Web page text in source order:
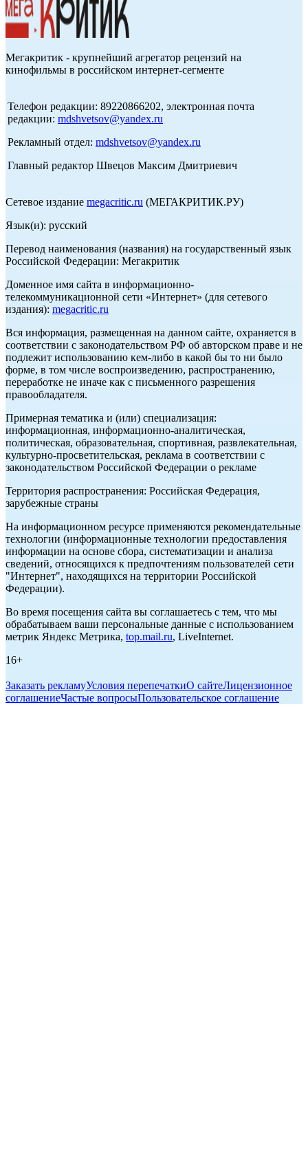
Мегакритик - крупнейший агрегатор рецензий на
кинофильмы в российском интернет-сегменте
Телефон редакции: 89220866202, электронная почта
редакции: mdshvetsov@yandex.ru
Рекламный отдел: mdshvetsov@yandex.ru
Главный редактор Швецов Максим Дмитриевич
Сетевое издание megacritic.ru (МЕГАКРИТИК.РУ)
Язык(и): русский
Перевод наименования (названия) на государственный язык
Российской Федерации: Мегакритик
Доменное имя сайта в информационно-
телекоммуникационной сети «Интернет» (для сетевого
издания): megacritic.ru
Вся информация, размещенная на данном сайте, охраняется в
соответствии с законодательством РФ об авторском праве и не
подлежит использованию кем-либо в какой бы то ни было
форме, в том числе воспроизведению, распространению,
переработке не иначе как с письменного разрешения
правообладателя.
Примерная тематика и (или) специализация:
информационная, информационно-аналитическая,
политическая, образовательная, спортивная, развлекательная,
культурно-просветительская, реклама в соответствии с
законодательством Российской Федерации о рекламе
Территория распространения: Российская Федерация,
зарубежные страны
На информационном ресурсе применяются рекомендательные
технологии (информационные технологии предоставления
информации на основе сбора, систематизации и анализа
сведений, относящихся к предпочтениям пользователей сети
"Интернет", находящихся на территории Российской
Федерации).
Во время посещения сайта вы соглашаетесь с тем, что мы
обрабатываем ваши персональные данные с использованием
метрик Яндекс Метрика, top.mail.ru, LiveInternet.
16+
Заказать рекламуУсловия перепечаткиО сайтеЛицензионное
соглашениеЧастые вопросыПользовательское соглашение